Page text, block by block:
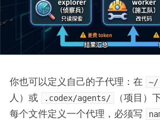
你也可以定义自己的子代理：在 ~/
人）或
.codex/agents/
（项目）
每个文件定义一个代理，必须写